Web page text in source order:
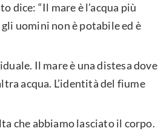
dice: “Il mare è l’acqua più
uomini non è potabile ed è
Il mare è una distesa dove
acqua. L’identità del fiume
che abbiamo lasciato il corpo.